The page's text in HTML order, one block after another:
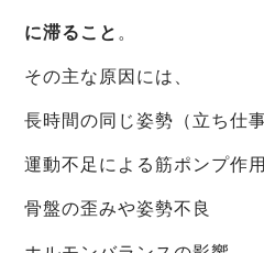
に滞ること 。
その主な原因には、
長時間の同じ姿勢（立ち仕
運動不足による筋ポンプ作
骨盤の歪みや姿勢不良